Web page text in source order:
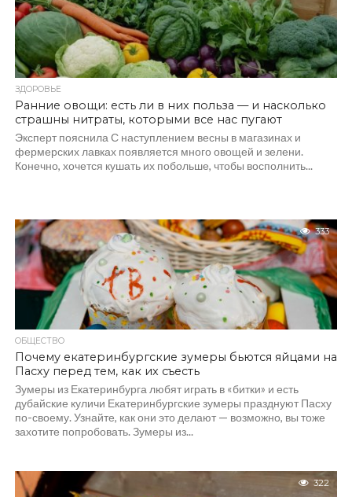
ЗДОРОВЬЕ
Ранние овощи: есть ли в них польза — и насколько
страшны нитраты, которыми все нас пугают
Эксперт пояснила С наступлением весны в магазинах и
фермерских лавках появляется много овощей и зелени.
Конечно, хочется кушать их побольше, чтобы восполнить...
333
ОБЩЕСТВО
Почему екатеринбургские зумеры бьются яйцами на
Пасху перед тем, как их съесть
Зумеры из Екатеринбурга любят играть в «битки» и есть
дубайские куличи Екатеринбургские зумеры празднуют Пасху
по-своему. Узнайте, как они это делают — возможно, вы тоже
захотите попробовать. Зумеры из...
322